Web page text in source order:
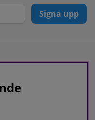
Signa upp